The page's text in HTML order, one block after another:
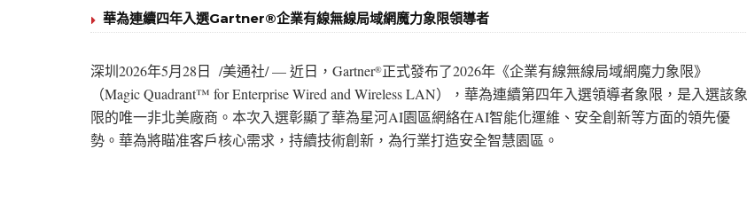
華為連續四年入選Gartner®企業有線無線局域網魔力象限領導者
深圳2026年5月28日 /美通社/ —近日， Gartner®正式發布了2026年《企業有線無線局域網魔力象限》
（Magic Quadrant™ for Enterprise Wired and Wireless LAN），華為連續第四年入選領導者象限，是入選該象
限的唯一非北美廠商。本次入選彰顯了華為星河AI園區網絡在AI智能化運維、安全創新等方面的領先優
勢。華為將瞄准客戶核心需求，持續技術創新，為行業打造安全智慧園區。